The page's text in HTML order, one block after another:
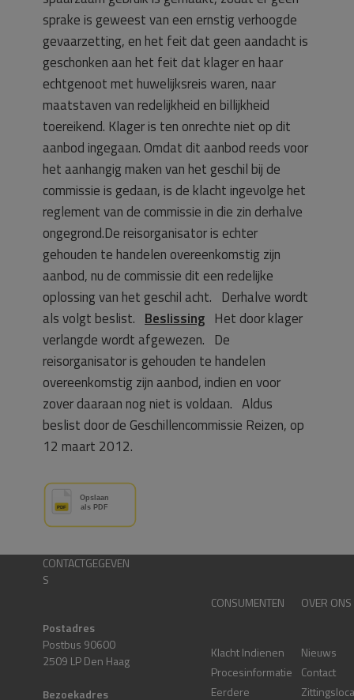
sprake is geweest van een ernstig verhoogde
gevaarzetting, en het feit dat geen aandacht is
geschonken aan het feit dat klager en haar
echtgenoot met huwelijksreis waren, naar
maatstaven van redelijkheid en billijkheid
toereikend. Klager is ten onrechte niet op dit
aanbod ingegaan. Omdat dit aanbod reeds voor
het aanhangig maken van het geschil bij de
commissie is gedaan, is de klacht ingevolge het
reglement van de commissie in die zin derhalve
ongegrond.De reisorganisator is echter
gehouden te handelen overeenkomstig zijn
aanbod, nu de commissie dit een redelijke
oplossing van het geschil acht. Derhalve wordt
als volgt beslist. Beslissing Het door klager
verlangde wordt afgewezen. De
reisorganisator is gehouden te handelen
overeenkomstig zijn aanbod, indien en voor
zover daaraan nog niet is voldaan. Aldus
beslist door de Geschillencommissie Reizen, op
12 maart 2012.
CONTACTGEGEVEN
S
Postadres
Postbus 90600
2509 LP Den Haag
Bezoekadres
CONSUMENTEN
Klacht Indienen
Procesinformatie
Eerdere
OVER ONS
Nieuws
Contact